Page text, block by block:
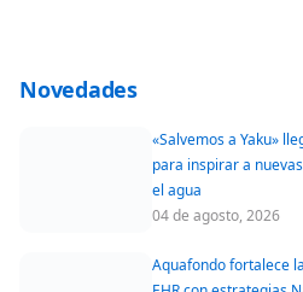
Novedades
«Salvemos a Yaku»
para inspirar a
el agua
04 de agosto, 2026
Aquafondo fortalece